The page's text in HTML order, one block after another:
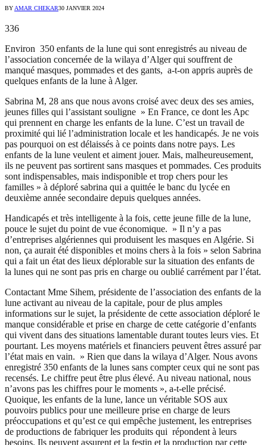
BYAMAR CHEKAR30 JANVIER 2024
336
Environ 350 enfants de la lune qui sont enregistrés au niveau de
l’association concernée de la wilaya d’Alger qui souffrent de
manqué masques, pommades et des gants, a-t-on appris auprès de
quelques enfants de la lune à Alger.
Sabrina M, 28 ans que nous avons croisé avec deux des ses amies,
jeunes filles qui l’assistant souligne » En France, ce dont les Apc
qui prennent en charge les enfants de la lune. C’est un travail de
proximité qui lié l’administration locale et les handicapés. Je ne vois
pas pourquoi on est délaissés à ce points dans notre pays. Les
enfants de la lune veulent et aiment jouer. Mais, malheureusement,
ils ne peuvent pas sortirent sans masques et pommades. Ces produits
sont indispensables, mais indisponible et trop chers pour les
familles » à déploré sabrina qui a quittée le banc du lycée en
deuxième année secondaire depuis quelques années.
Handicapés et très intelligente à la fois, cette jeune fille de la lune,
pouce le sujet du point de vue économique. » Il n’y a pas
d’entreprises algériennes qui produisent les masques en Algérie. Si
non, ça aurait été disponibles et moins chers à la fois » selon Sabrina
qui a fait un état des lieux déplorable sur la situation des enfants de
la lunes qui ne sont pas pris en charge ou oublié carrément par l’état.
Contactant Mme Sihem, présidente de l’association des enfants de la
lune activant au niveau de la capitale, pour de plus amples
informations sur le sujet, la présidente de cette association déploré le
manque considérable et prise en charge de cette catégorie d’enfants
qui vivent dans des situations lamentable durant toutes leurs vies. Et
pourtant. Les moyens matériels et financiers peuvent êtres assuré par
l’état mais en vain. » Rien que dans la wilaya d’Alger. Nous avons
enregistré 350 enfants de la lunes sans compter ceux qui ne sont pas
recensés. Le chiffre peut être plus élevé. Au niveau national, nous
n’avons pas les chiffres pour le moments », a-t-elle précisé.
Quoique, les enfants de la lune, lance un véritable SOS aux
pouvoirs publics pour une meilleure prise en charge de leurs
préoccupations et qu’est ce qui empêche justement, les entreprises
de productions de fabriquer les produits qui répondent à leurs
besoins. Ils peuvent assurent et la festin et la production par cette